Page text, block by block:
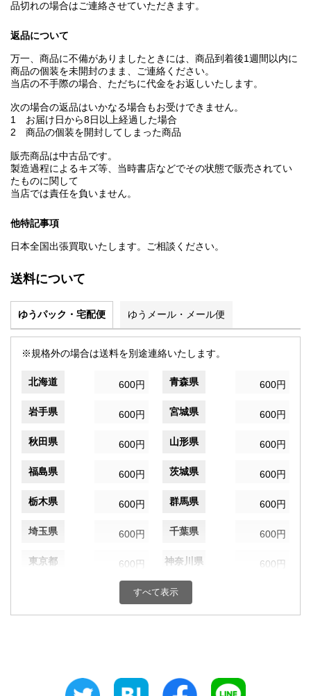
品切れの場合はご連絡させていただきます。
返品について
万一、商品に不備がありましたときには、商品到着後1週間以内に
商品の個装を未開封のまま、ご連絡ください。
当店の不手際の場合、ただちに代金をお返しいたします。
次の場合の返品はいかなる場合もお受けできません。
1 お届け日から8日以上経過した場合
2 商品の個装を開封してしまった商品
販売商品は中古品です。
製造過程によるキズ等、当時書店などでその状態で販売されてい
たものに関して
当店では責任を負いません。
他特記事項
日本全国出張買取いたします。ご相談ください。
送料について
ゆうパック・宅配便 ゆうメール・メール便
※規格外の場合は送料を別途連絡いたします。
北海道 600円 青森県 600円
岩手県 600円 宮城県 600円
秋田県 600円 山形県 600円
福島県 600円 茨城県 600円
栃木県 600円 群馬県 600円
埼玉県 600円 千葉県 600円
東京都 600円 神奈川県 600円
600円 富山県
静岡県
すべて表示